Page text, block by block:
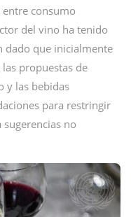
consumo
del vino ha tenido
dado que inicialmente
propuestas de
y las bebidas
para restringir
no